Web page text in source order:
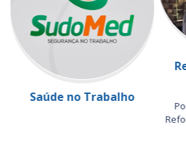
Saúde no Trabalho